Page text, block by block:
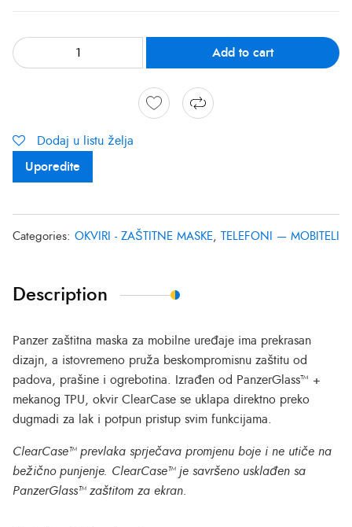
Add to cart
Dodaj u listu želja
Uporedite
Categories: OKVIRI - ZAŠTITNE MASKE, TELEFONI — MOBITELI
Description
Panzer zaštitna maska za mobilne uređaje ima prekrasan
dizajn, a istovremeno pruža beskompromisnu zaštitu od
padova, prašine i ogrebotina. Izrađen od PanzerGlass™ +
mekanog TPU, okvir ClearCase se uklapa direktno preko
dugmadi za lak i potpun pristup svim funkcijama.
ClearCase™ prevlaka sprječava promjenu boje i ne utiče na
bežično punjenje. ClearCase™ je savršeno usklađen sa
PanzerGlass™ zaštitom za ekran.